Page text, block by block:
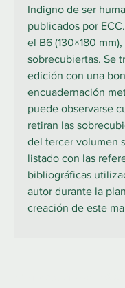
Indigno de ser
publicados por
el B6 (130×180
sobrecubiertas. Se
edición con una
encuadernación
puede observarse
retiran las
del tercer volumen
listado con las
bibliográficas
autor durante la
creación de este